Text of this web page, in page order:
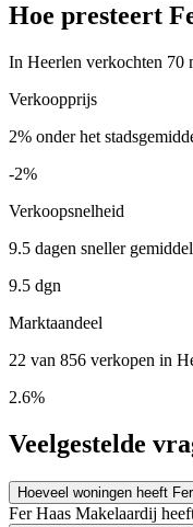
Hoe presteert
In Heerlen verkochten 70
Verkoopprijs
2% onder het
-2%
Verkoopsnelheid
9.5 dagen sneller
9.5 dgn
Marktaandeel
22 van 856 verkopen in
2.6%
Veelgestelde
Hoeveel woningen heeft
Fer Haas Makelaardij